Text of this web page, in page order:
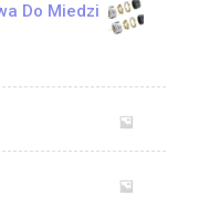
Do Miedzi